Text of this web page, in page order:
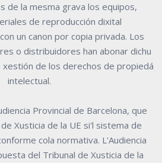
de la mesma grava los equipos,
de reproducción dixital
un canon por copia privada. Los
o distribuidores han abonar dichu
xestión de los derechos de propiedá
intelectual.
Provincial de Barcelona, que
Xusticia de la UE si'l sistema de
cola normativa. L'Audiencia
del Tribunal de Xusticia de la